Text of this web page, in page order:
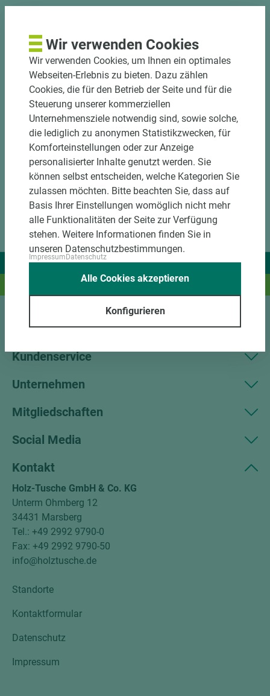
MATERIALVERBUND
Wir liefern Ideen.
Und das passende Holz dazu.
Sortiment
Kundenservice
Unternehmen
Mitgliedschaften
Social Media
Kontakt
Holz-Tusche GmbH & Co. KG
Unterm Ohmberg 12
34431 Marsberg
Tel.: +49 2992 9790-0
Fax: +49 2992 9790-50
info@holztusche.de
Standorte
Kontaktformular
Datenschutz
Impressum
Wir verwenden Cookies
Wir verwenden Cookies, um Ihnen ein optimales
Webseiten-Erlebnis zu bieten. Dazu zählen
Cookies, die für den Betrieb der Seite und für die
Steuerung unserer kommerziellen
Unternehmensziele notwendig sind, sowie solche,
die lediglich zu anonymen Statistikzwecken, für
Komforteinstellungen oder zur Anzeige
personalisierter Inhalte genutzt werden. Sie
können selbst entscheiden, welche Kategorien Sie
zulassen möchten. Bitte beachten Sie, dass auf
Basis Ihrer Einstellungen womöglich nicht mehr
alle Funktionalitäten der Seite zur Verfügung
stehen. Weitere Informationen finden Sie in
unseren Datenschutzbestimmungen.
ImpressumDatenschutz
Konfigurieren
Alle Cookies akzeptieren